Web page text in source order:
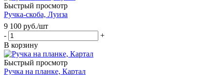
Быстрый просмотр
Ручка-скоба, Луиза
9 100 руб./шт
-
+
В корзину
Быстрый просмотр
Ручка на планке, Картал